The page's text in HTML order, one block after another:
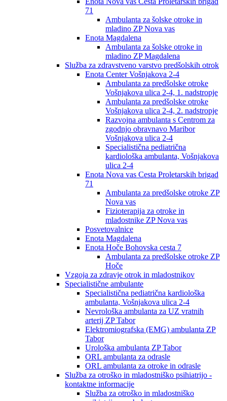
71
Ambulanta za šolske otroke in
mladino ZP Nova vas
Enota Magdalena
Ambulanta za šolske otroke in
mladino ZP Magdalena
Služba za zdravstveno varstvo predšolskih otrok
Enota Center Vošnjakova 2-4
Ambulanta za predšolske otroke
Vošnjakova ulica 2-4, 1. nadstropje
Ambulanta za predšolske otroke
Vošnjakova ulica 2-4, 2. nadstropje
Razvojna ambulanta s Centrom za
zgodnjo obravnavo Maribor
Vošnjakova ulica 2-4
Specialistična pediatrična
kardiološka ambulanta, Vošnjakova
ulica 2-4
Enota Nova vas Cesta Proletarskih brigad
71
Ambulanta za predšolske otroke ZP
Nova vas
Fizioterapija za otroke in
mladostnike ZP Nova vas
Posvetovalnice
Enota Magdalena
Enota Hoče Bohovska cesta 7
Ambulanta za predšolske otroke ZP
Hoče
Vzgoja za zdravje otrok in mladostnikov
Specialistične ambulante
Specialistična pediatrična kardiološka
ambulanta, Vošnjakova ulica 2-4
Nevrološka ambulanta za UZ vratnih
arterij ZP Tabor
Elektromiografska (EMG) ambulanta ZP
Tabor
Urološka ambulanta ZP Tabor
ORL ambulanta za odrasle
ORL ambulanta za otroke in odrasle
Služba za otroško in mladostniško psihiatrijo -
kontaktne informacije
Služba za otroško in mladostniško